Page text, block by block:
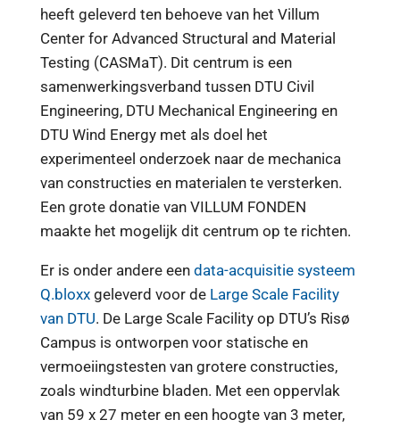
heeft geleverd ten behoeve van het Villum
Center for Advanced Structural and Material
Testing (CASMaT). Dit centrum is een
samenwerkingsverband tussen DTU Civil
Engineering, DTU Mechanical Engineering en
DTU Wind Energy met als doel het
experimenteel onderzoek naar de mechanica
van constructies en materialen te versterken.
Een grote donatie van VILLUM FONDEN
maakte het mogelijk dit centrum op te richten.
Er is onder andere een data-acquisitie systeem
Q.bloxxgeleverd voor de Large Scale Facility
van DTU. De Large Scale Facility op DTU’s Risø
Campus is ontworpen voor statische en
vermoeiingstesten van grotere constructies,
zoals windturbine bladen. Met een oppervlak
van 59 x 27 meter en een hoogte van 3 meter,